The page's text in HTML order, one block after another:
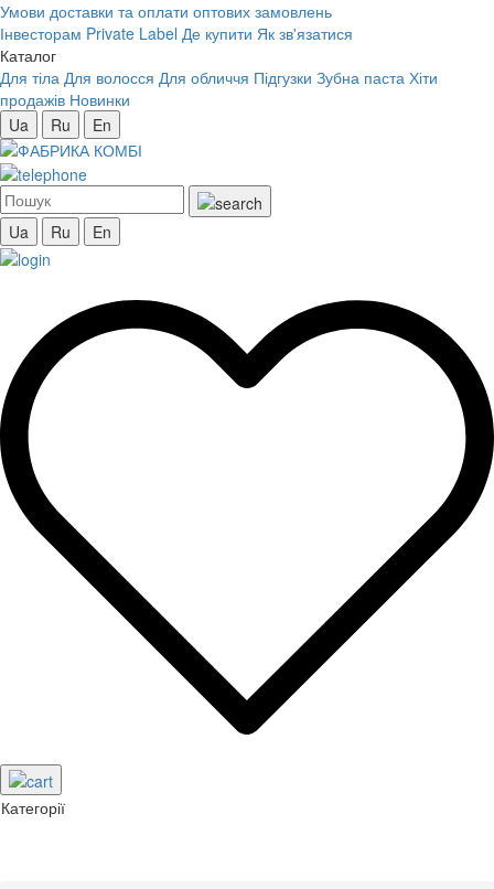
Умови доставки та оплати оптових замовлень
Інвесторам Private Label Де купити Як зв'язатися
Каталог
Для тіла Для волосся Для обличчя Підгузки Зубна паста Хіти
продажів Новинки
Ua
Ru En
Ua Ru En
Категорії